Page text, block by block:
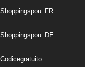
Shoppingspout FR
Shoppingspout DE
Codicegratuito